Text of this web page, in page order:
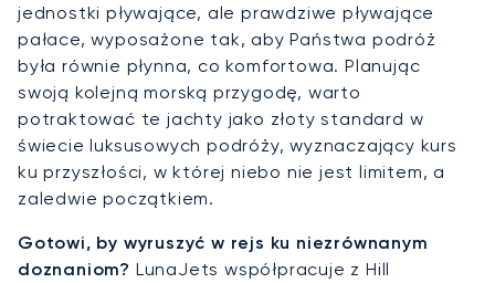
jednostki pływające, ale prawdziwe pływające
pałace, wyposażone tak, aby Państwa podróż
była równie płynna, co komfortowa. Planując
swoją kolejną morską przygodę, warto
potraktować te jachty jako złoty standard w
świecie luksusowych podróży, wyznaczający kurs
ku przyszłości, w której niebo nie jest limitem, a
zaledwie początkiem.
Gotowi, by wyruszyć w rejs ku niezrównanym
doznaniom? LunaJets współpracuje z Hill